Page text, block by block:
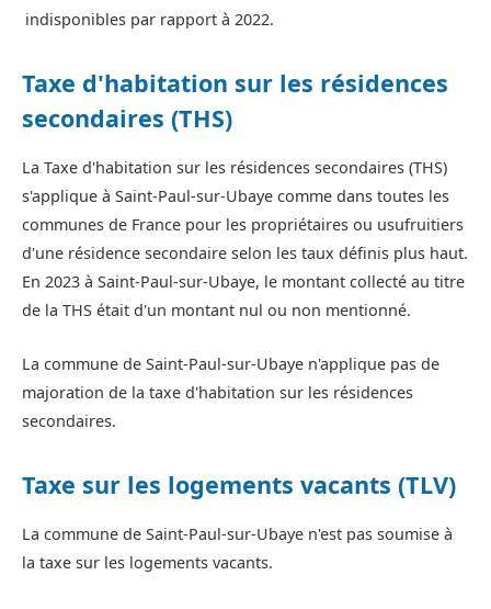
indisponibles par rapport à 2022.
Taxe d'habitation sur les résidences
secondaires (THS)
La Taxe d'habitation sur les résidences secondaires (THS)
s'applique à Saint-Paul-sur-Ubaye comme dans toutes les
communes de France pour les propriétaires ou usufruitiers
d'une résidence secondaire selon les taux définis plus haut.
En 2023 à Saint-Paul-sur-Ubaye, le montant collecté au titre
de la THS était d'un montant nul ou non mentionné.
La commune de Saint-Paul-sur-Ubaye n'applique pas de
majoration de la taxe d'habitation sur les résidences
secondaires.
Taxe sur les logements vacants (TLV)
La commune de Saint-Paul-sur-Ubaye n'est pas soumise à
la taxe sur les logements vacants.